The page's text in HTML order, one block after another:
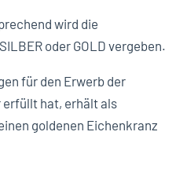
wird die
oder GOLD vergeben.
für den Erwerb der
hat, erhält als
goldenen Eichenkranz